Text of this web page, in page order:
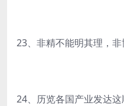
23、非精不能明其理，非
24、历览各国产业发达这